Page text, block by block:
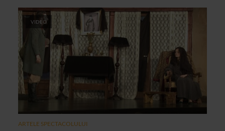
VIDEO
ARTELE SPECTACOLULUI